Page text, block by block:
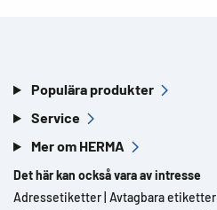
Populära produkter
Service
Mer om HERMA
Det här kan också vara av intresse
Adressetiketter Avtagbara etiketter